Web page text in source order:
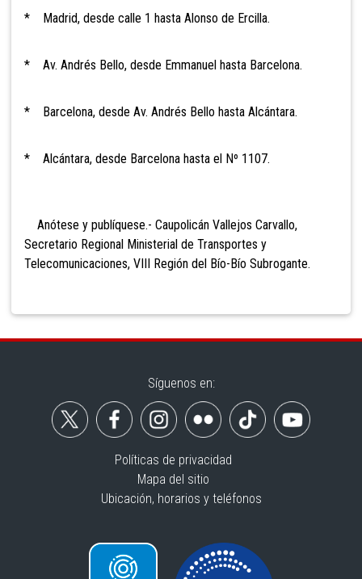
* Madrid, desde calle 1 hasta Alonso de Ercilla.
* Av. Andrés Bello, desde Emmanuel hasta Barcelona.
* Barcelona, desde Av. Andrés Bello hasta Alcántara.
* Alcántara, desde Barcelona hasta el Nº 1107.
Anótese y publíquese.- Caupolicán Vallejos Carvallo,
Secretario Regional Ministerial de Transportes y
Telecomunicaciones, VIII Región del Bío-Bío Subrogante.
Síguenos en:
Políticas de privacidad
Mapa del sitio
Ubicación, horarios y teléfonos